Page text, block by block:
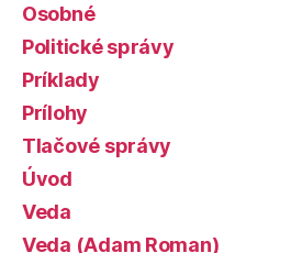
Osobné
Politické správy
Príklady
Prílohy
Tlačové správy
Úvod
Veda
Veda (Adam Roman)